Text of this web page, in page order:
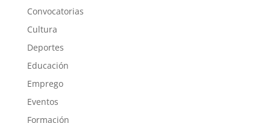
Convocatorias
Cultura
Deportes
Educación
Emprego
Eventos
Formación